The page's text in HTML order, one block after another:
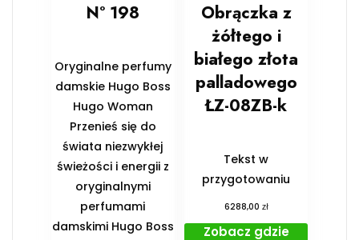
N° 198
Oryginalne perfumy
damskie Hugo Boss
Hugo Woman
Przenieś się do
świata niezwykłej
świeżości i energii z
oryginalnymi
perfumami
damskimi Hugo Boss
Obrączka z
żółtego i
białego złota
palladowego
ŁZ-08ZB-k
Tekst w
przygotowaniu
6288,00 zł
Zobacz gdzie